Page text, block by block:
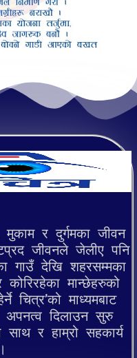
र दुर्गमका जीवन
जीवनले जेलीए पनि
गाउँ देखि शहरसम्मका
कोरिरहेका मान्छेहरुको
चित्र’को माध्यमबाट
दिलाउन सुरु
साथ र हाम्रो सहकार्य